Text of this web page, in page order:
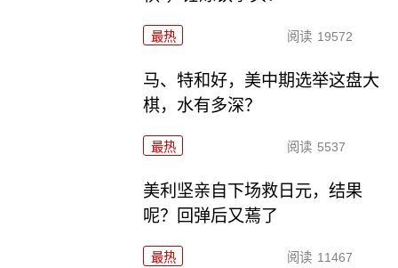
最热 阅读 19572
马、特和好，美中期选举这盘大
棋，水有多深？
最热 阅读 5537
美利坚亲自下场救日元，结果
呢？回弹后又蔫了
最热 阅读 11467